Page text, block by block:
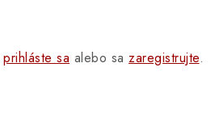
prihláste sa alebo sa zaregistrujte.